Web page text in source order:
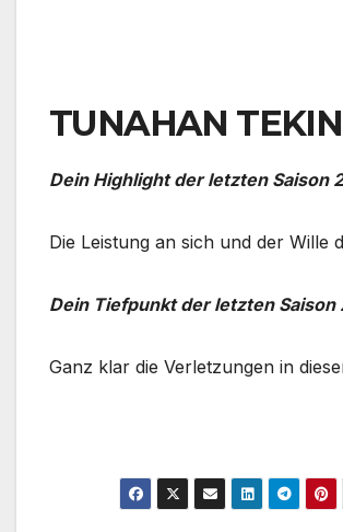
TUNAHAN
Dein Highlight der letzten Saison
Die Leistung an sich und der Wille
Dein Tiefpunkt der letzten Saison
Ganz klar die Verletzungen in